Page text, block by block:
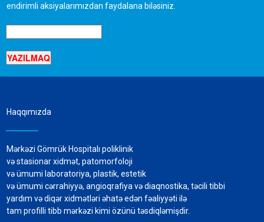
endirimli aksiyalarımızdan faydalana biləsiniz.
Haqqımızda
Mərkəzi Gömrük Hospitalı poliklinik
və stasionar xidmət, patomorfoloji
və ümumi laboratoriya, plastik, estetik
və ümumi cərrahiyyə, angioqrafiya və diaqnostika, təcili tibbi
yardım və diqər xidmətləri əhatə edən fəaliyyəti ilə
tam profilli tibb mərkəzi kimi özünü təsdiqləmişdir.